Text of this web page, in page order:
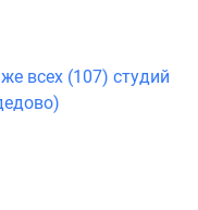
всех (107) студий